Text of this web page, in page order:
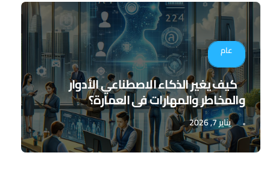
عام
كيف يغير الذكاء الاصطناعي الأدوار
والمخاطر والمهارات في العمارة؟
يناير 7, 2026